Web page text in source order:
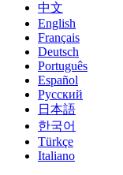
中文
English
Français
Deutsch
Português
Español
Русский
日本語
한국어
Türkçe
Italiano